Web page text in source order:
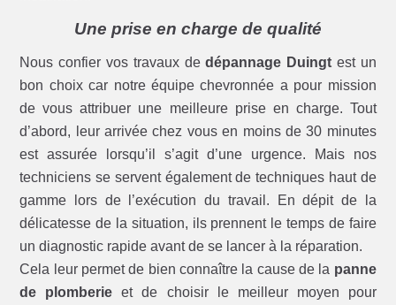
Une prise en charge de qualité
Nous confier vos travaux dedépannage Duingt est un
bon choix car notre équipe chevronnée a pour mission
de vous attribuer une meilleure prise en charge. Tout
d’abord, leur arrivée chez vous en moins de 30 minutes
est assurée lorsqu’il s’agit d’une urgence. Mais nos
techniciens se servent également de techniques haut de
gamme lors de l’exécution du travail. En dépit de la
délicatesse de la situation, ils prennent le temps de faire
un diagnostic rapide avant de se lancer à la réparation.
Cela leur permet de bien connaître la cause de la panne
de plomberie et de choisir le meilleur moyen pour